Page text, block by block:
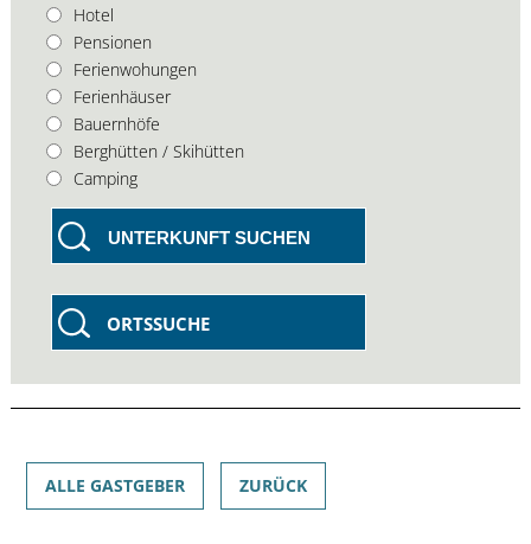
Hotel
Pensionen
Ferienwohungen
Ferienhäuser
Bauernhöfe
Berghütten / Skihütten
Camping
UNTERKUNFT SUCHEN
ORTSSUCHE
ALLE GASTGEBER ZURÜCK